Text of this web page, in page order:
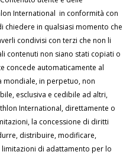
International in conformità con
chiedere in qualsiasi momento che
condivisi con terzi che non li
contenuti non siano stati copiati o
concede automaticamente al
mondiale, in perpetuo, non
esclusiva e cedibile ad altri,
International, direttamente o
la concessione di diritti
distribuire, modificare,
di adattamento per lo